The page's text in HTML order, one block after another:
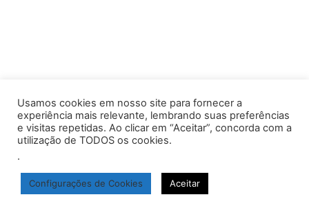
Usamos cookies em nosso site para fornecer a
experiência mais relevante, lembrando suas preferências
e visitas repetidas. Ao clicar em “Aceitar”, concorda com a
utilização de TODOS os cookies.
.
Configurações de Cookies Aceitar